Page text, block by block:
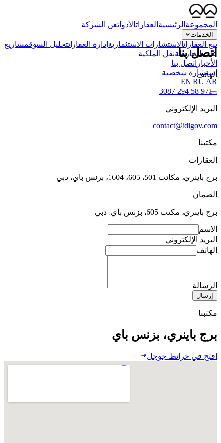
المجموعة الرئيسية العقاراتالأدواتعن الشركة
الخدمات
بيع العقاراتالاستشارات الاستثمارية إدارة العقاراتتحليل السوقمشاريع
على الخارطةنقل الملكية
الأخبار اتصل بنا
استشارة شخصية
EN|RU|AR
اتصل بنا
الهاتف
+971 58 294 3087
البريد الإلكتروني
contact@idigov.com
مكتبنا
العقارات
برج باينري، مكاتب 501، 605، 1604، بزنس باي، دبي
الضمان
برج باينري، مكتب 605، بزنس باي، دبي
الاسم
البريد الإلكتروني
الهاتف
الرسالة
إرسال
مكتبنا
برج باينري، بزنس باي
افتح في خرائط جوجل